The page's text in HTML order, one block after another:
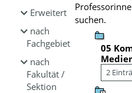
Erweitert
nach
Fachgebiet
nach
Fakultät /
Sektion
suchen.
05
2